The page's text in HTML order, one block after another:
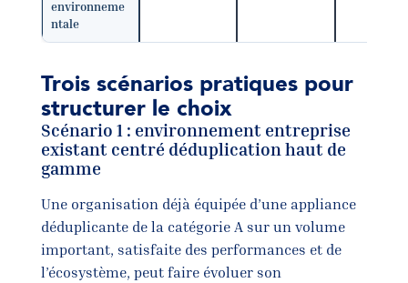
environneme
ntale
Trois scénarios pratiques pour
structurer le choix
Scénario 1 : environnement entreprise
existant centré déduplication haut de
gamme
Une organisation déjà équipée d’une appliance
déduplicante de la catégorie A sur un volume
important, satisfaite des performances et de
l’écosystème, peut faire évoluer son